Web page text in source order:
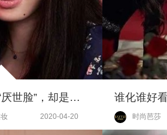
你以为的小松菜奈“厌世脸”，却是菅田将晖眼中的爱！
2020-04-20 时尚芭莎